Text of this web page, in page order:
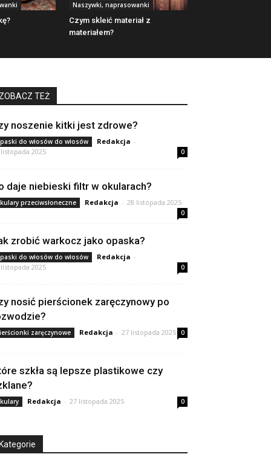
Naszywki, naprasowanki
Czym skleić materiał z
materiałem?
ZOBACZ TEŻ
noszenie kitki jest zdrowe?
do włosów do włosów Redakcja -
2025
0
daje niebieski filtr w okularach?
przeciwsłoneczne Redakcja - 28 listopada 2025
0
zrobić warkocz jako opaska?
do włosów do włosów Redakcja -
2025
0
nosić pierścionek zaręczynowy po
zaręczynowe Redakcja - 27 listopada 2025 0
szkła są lepsze plastikowe czy
Redakcja - 27 listopada 2025 0
Kategorie